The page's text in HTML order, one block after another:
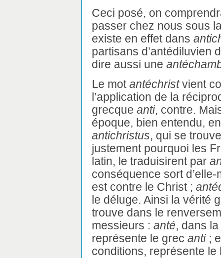
Ceci posé, on
passer chez nous sous
existe en effet dans
partisans d’antédiluvien
dire aussi une
Le motantéchristvient
l’application de la
grecque anti, contre.
époque, bien entendu,
antichristus, qui se
justement pourquoi les
latin, le traduisirent par
conséquence sort
est contre le Christ ;
le déluge. Ainsi la vérité
trouve dans le
messieurs : anté, dans
représente le grec anti;
conditions, représente